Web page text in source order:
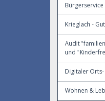
Bürgerservice
Krieglach -
Audit
und
Digitaler
Wohnen &